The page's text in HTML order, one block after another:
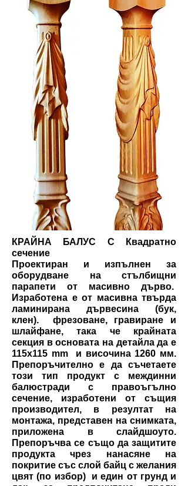
КРАЙНА БАЛУС С Квадратно
сечение
Проектиран и изпълнен за
оборудване на стълбищни
парапети от масивно дърво.
Изработена е от масивна твърда
ламинирана дървесина (бук,
клен).
фрезоване, гравиране и
шлайфане, така че крайната
секция в основата на детайла да е
115x115 mm
и височина 1260 мм.
Препоръчително е да съчетаете
този тип продукт с междинни
балюстради с правоъгълно
сечение, изработени от същия
производител, в резултат на
монтажа, представен на снимката,
приложена в слайдшоуто.
Препоръчва се също да защитите
продукта чрез нанасяне на
покритие със слой байц с желания
цвят (по избор)
и един от грунд и